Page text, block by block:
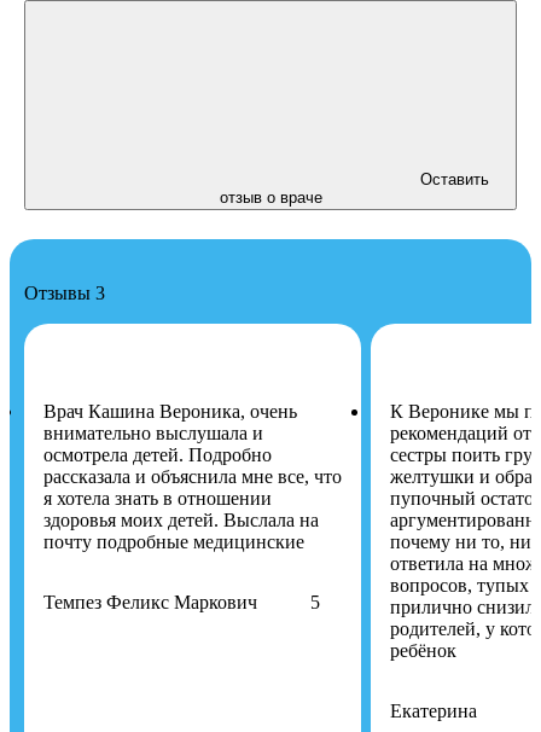
Оставить
отзыв о враче
Отзывы 3
Врач Кашина Вероника, очень
внимательно выслушала и
осмотрела детей. Подробно
рассказала и объяснила мне все, что
я хотела знать в отношении
здоровья моих детей. Выслала на
почту подробные медицинские
Темпез Феликс Маркович 5
К Веронике мы
рекомендаций от
сестры поить
желтушки и
пупочный
почему ни то, ни
ответила на
вопросов, тупых
прилично
родителей, у
ребёнок
Екатерина